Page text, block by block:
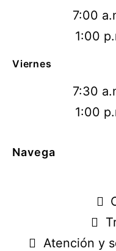
7:00
1:00
Viernes
7:30
1:00
Navega
Atención y